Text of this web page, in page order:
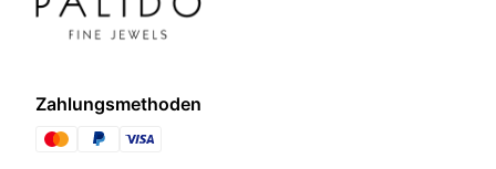
Zahlungsmethoden